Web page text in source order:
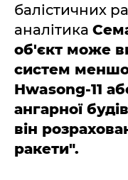
балістичних
аналітика
об'єкт може
систем
Hwasong-11
ангарної
він
ракети".